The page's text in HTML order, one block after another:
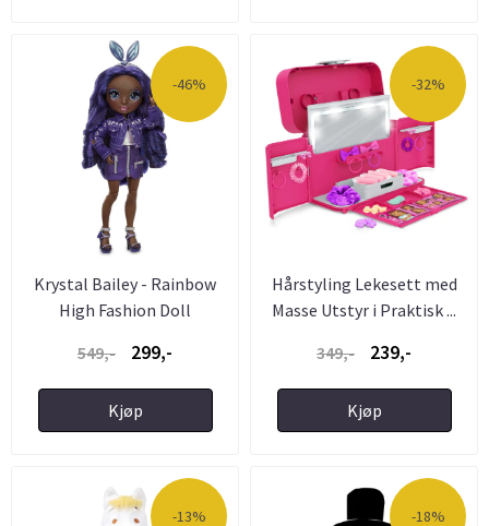
-46%
Krystal Bailey - Rainbow
High Fashion Doll
549,-
299,-
Kjøp
-32%
Hårstyling Lekesett med
Masse Utstyr i Praktisk ...
349,-
239,-
Kjøp
-13% -18%